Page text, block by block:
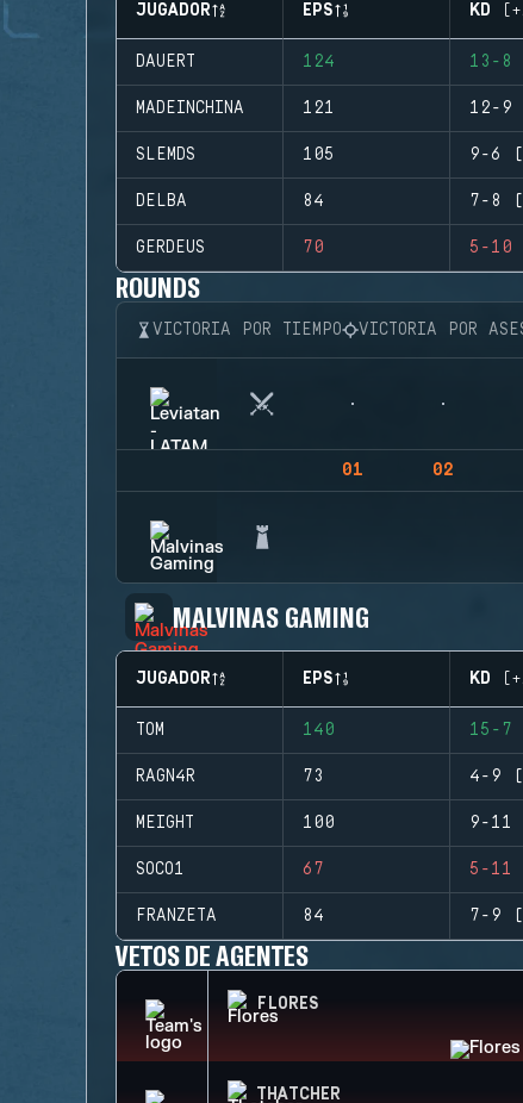
JUGADOR EPS KD
DAUERT 124 13-8
MADEINCHINA 121 12-9
SLEMDS 105 9-6
DELBA 84 7-8
GERDEUS 70 5-10
ROUNDS
VICTORIA POR TIEMPO VICTORIA POR
01 02
MALVINAS GAMING
JUGADOR EPS KD
TOM 140 15-7
RAGN4R 73 4-9
MEIGHT 100 9-11
SOCO1 67 5-11
FRANZETA 84 7-9
VETOS DE AGENTES
FLORES
THATCHER